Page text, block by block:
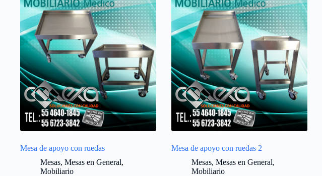
Mesa de apoyo con ruedas
Mesas, Mesas en General,
Mobiliario
Mesa de apoyo con ruedas 2
Mesas, Mesas en General,
Mobiliario